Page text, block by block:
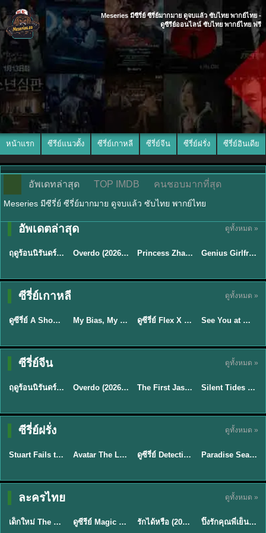
Meseries มีซีรี่ย์ ซีรี่ย์มากมาย ดูจบแล้ว ซับไทย พากย์ไทย -
ดูซีรีย์ออนไลน์ ซับไทย พากย์ไทย ฟรี
หน้าแรก ซีรีย์แนวตั้ง ซีรี่ย์เกาหลี ซีรี่ย์จีน ซีรี่ย์ฝรั่ง ซีรี่ย์อินเดีย
อัพเดทล่าสุด TOP IMDB คนชอบมากที่สุด
Meseries มีซีรี่ย์ ซีรี่ย์มากมาย ดูจบแล้ว ซับไทย พากย์ไทย
อัพเดตล่าสุด ดูทั้งหมด »
★8.8
พากย์ไทย
ฤดูร้อนนิรันดร์ (2026) Never-Ending Summer พากย์ไทย EP.1-29 Overdo (2026) รักเกินแค้น พากย์ไทย ซับไทย EP1-33 (จบ) ★8
พากย์ไทย/ซับ
Princess Zhaoyang องค์หญิงเจาหยาง (2026) พากย์ไทย ซับไทย EP.1-18 ★9
พากย์ไทย/ซับ
Genius Girlfriend แฟนสาวอัจฉริยะ (2026) พากย์ไทย ซับไทย EP.1-28
ซีรี่ย์เกาหลี ดูทั้งหมด »
★8 EP.16
พากย์ไทย
TH EP. 16
ดูซีรี่ย์ A Shop for Killers 2 ร้านลับนักฆ่า ซีซัน 2 (2026) ซับไทย-พากย์ไทย My Bias, My Boss เมื่อเมนฉันเป็นประธานบริษัท (2026) พากย์ไทย ซับไทย EP.1-12 ★8 EP.16
Sub EP. 16 | TH
ดูซีรี่ย์ Flex X Cop คุณชายสายสืบ (2024) พากย์ไทย-ซับไทย EP.1-16 (จบ) ★9
ซับไทย | พากย์
Sub EP. 8 | TH
See You at Work Tomorrow! เจอกันที่ออฟฟิศพรุ่งนี้นะ พากย์ไทย
ซีรี่ย์จีน ดูทั้งหมด »
★8.8
พากย์ไทย
ฤดูร้อนนิรันดร์ (2026) Never-Ending Summer พากย์ไทย EP.1-29 Overdo (2026) รักเกินแค้น พากย์ไทย ซับไทย EP1-33 (จบ) ★9.7 EP.40
Sub EP. 40 | TH
The First Jasmine ชายาเคียงหทัย (2026) พากย์ไทย EP.1-40 ★9.5
พากย์ไทย
Silent Tides คลื่นลมลวง (2025) พากย์ไทย ซับไทย EP.1-31
ซีรี่ย์ฝรั่ง ดูทั้งหมด »
★8.8 EP.2
พากย์ไทย
TH EP. 2
Stuart Fails to Save the Universe (2026) สจ๊วตล่มแผนกู้จักรวาล พากย์ไทย EP1-10 ★7.8 EP.7Avatar The Last Airbender 2 เณรน้อยเจ้าอภินิหาร พากย์ไทย EP.9ดูซีรี่ย์ Detective Hole (2026) พากย์ไทย HD ฟรี อัปเดตล่าสุด Netflix EP.8
พากย์ไทย
Paradise Season 2 (2026) พากย์ไทย EP1-8 ดูซีรี่ย์ฝรั่ง HD ครบทุกตอน
ละครไทย ดูทั้งหมด »
★ 8 EP.6
พากย์ไทย
เด็กใหม่ The Reset 2026 EP1-6 พากย์ไทย ดูซีรี่ย์ Netflix ล่าสุด HD ดูซีรีย์ Magic Move (2026) ทำนายทายรัก Thai EP.1-10 HD รักได้หรือ (2026) YOUNG Let's Begin Again พากย์ไทย EP.1-19 ★8
พากย์ไทย
ปิ๊งรักคุณพี่เย็นชา (2026) Frozen Valentine EP.1-10 (จบ)